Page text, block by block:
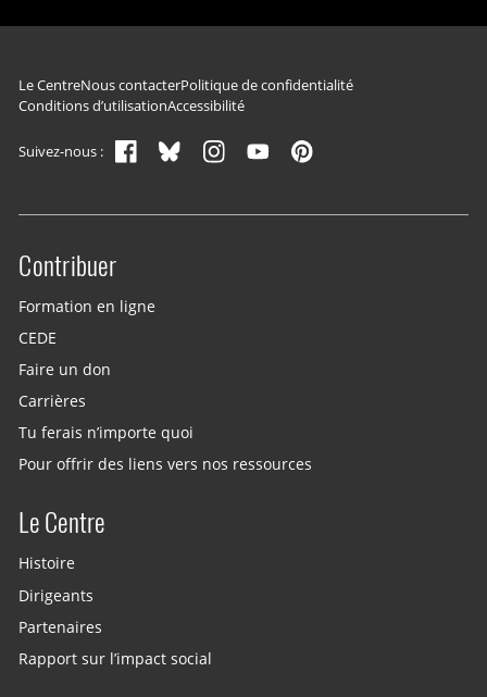
Navigation du pied de page
Le CentreNous contacterPolitique de confidentialité
Conditions d’utilisationAccessibilité
Suivez-nous :
Site menu
Contribuer
Formation en ligne
CEDE
Faire un don
Carrières
Tu ferais n’importe quoi
Pour offrir des liens vers nos ressources
Le Centre
Histoire
Dirigeants
Partenaires
Rapport sur l’impact social